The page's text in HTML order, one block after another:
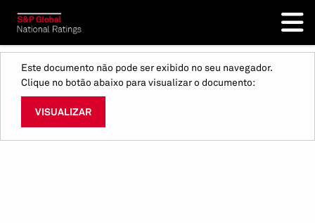
Este documento não pode ser exibido no seu navegador.
Clique no botão abaixo para visualizar o documento:
VISUALIZAR